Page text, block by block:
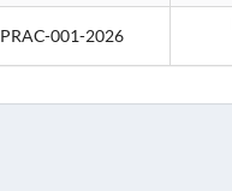
PRAC-001-2026